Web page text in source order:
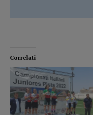
Correlati